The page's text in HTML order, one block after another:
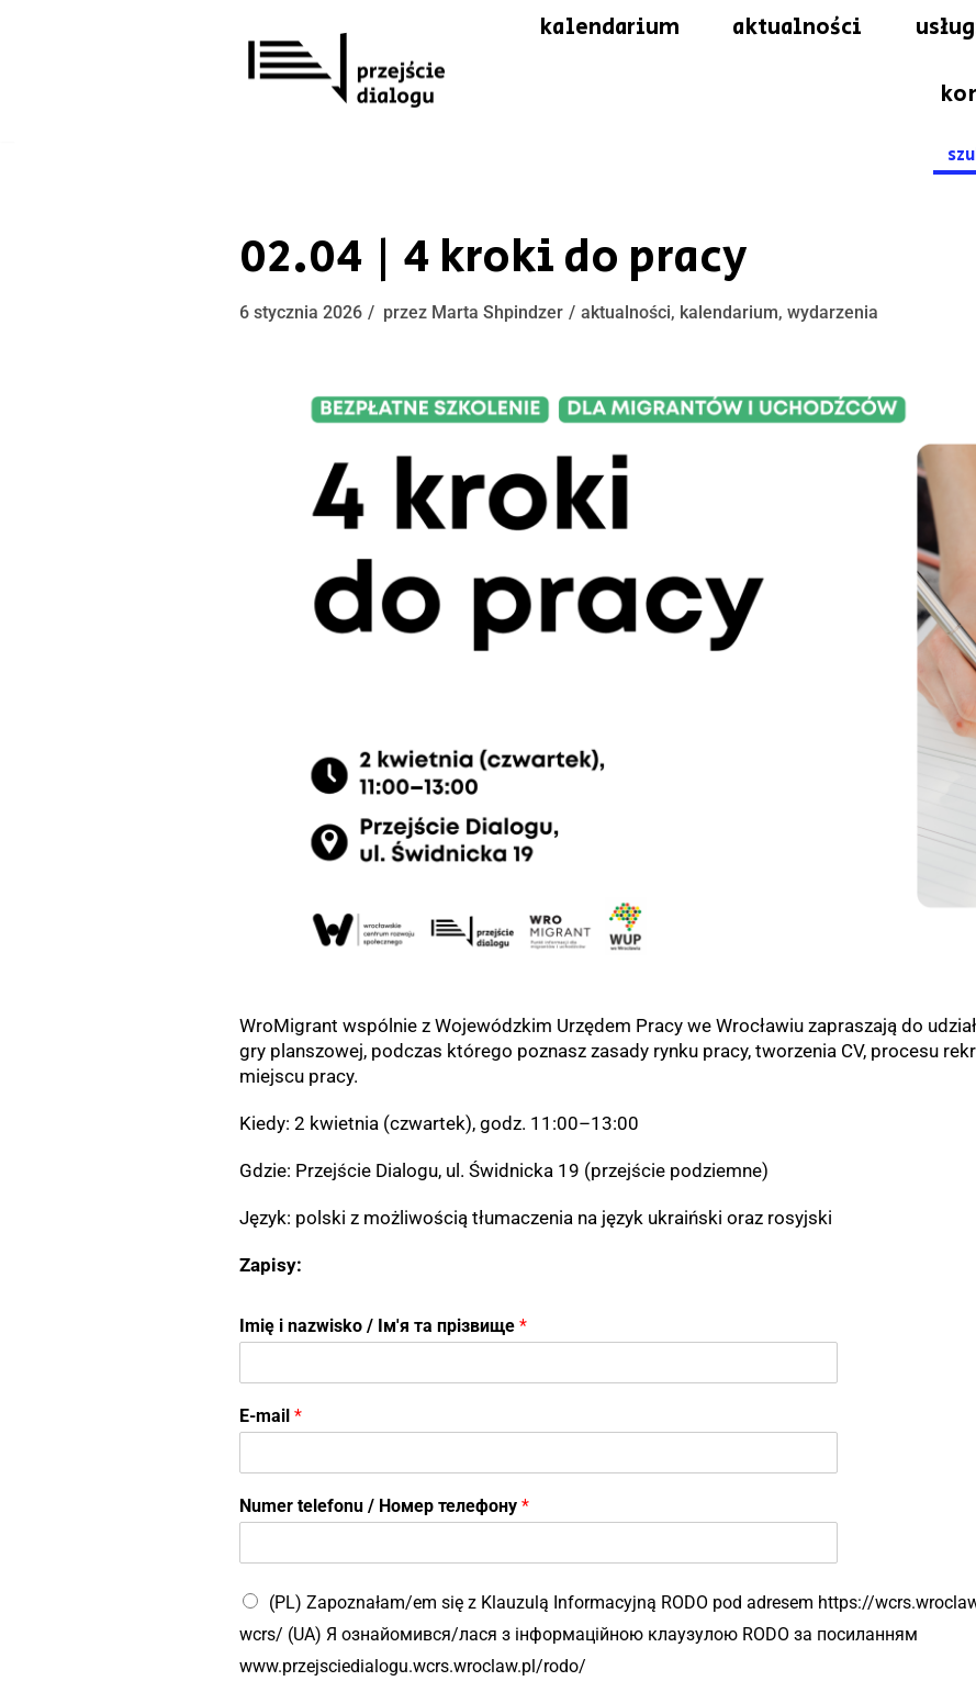
kalendarium aktualności
for:
02.04 | 4 kroki do pracy
6 stycznia 2026 przez Marta Shpindzer aktualności, kalendarium, wydarzenia
WroMigrant wspólnie z Wojewódzkim Urzędem Pracy we Wrocławiu zapraszają do
gry planszowej, podczas którego poznasz zasady rynku pracy, tworzenia CV, procesu
miejscu pracy.
Kiedy: 2 kwietnia (czwartek), godz. 11:00–13:00
Gdzie: Przejście Dialogu, ul. Świdnicka 19 (przejście podziemne)
Język: polski z możliwością tłumaczenia na język ukraiński oraz rosyjski
Zapisy:
Imię i nazwisko / Ім'я та прізвище *
Н
о
е
т
t
l
f
o
E-mail *
Numer telefonu / Номер телефону *
(PL) Zapoznałam/em się z Klauzulą Informacyjną RODO pod adresem https://
wcrs/ (UA) Я ознайомився/лася з інформаційною клаузулою RODO за посиланням
www.przejsciedialogu.wcrs.wroclaw.pl/rodo/